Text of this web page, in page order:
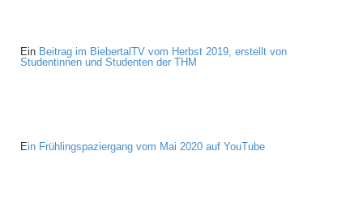
Ein Beitrag im BiebertalTV vom Herbst 2019, erstellt von
Studentinnen und Studenten der THM
Ein Frühlingspaziergang vom Mai 2020 auf YouTube